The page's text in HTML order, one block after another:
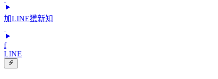
加LINE獲新知
f
LINE